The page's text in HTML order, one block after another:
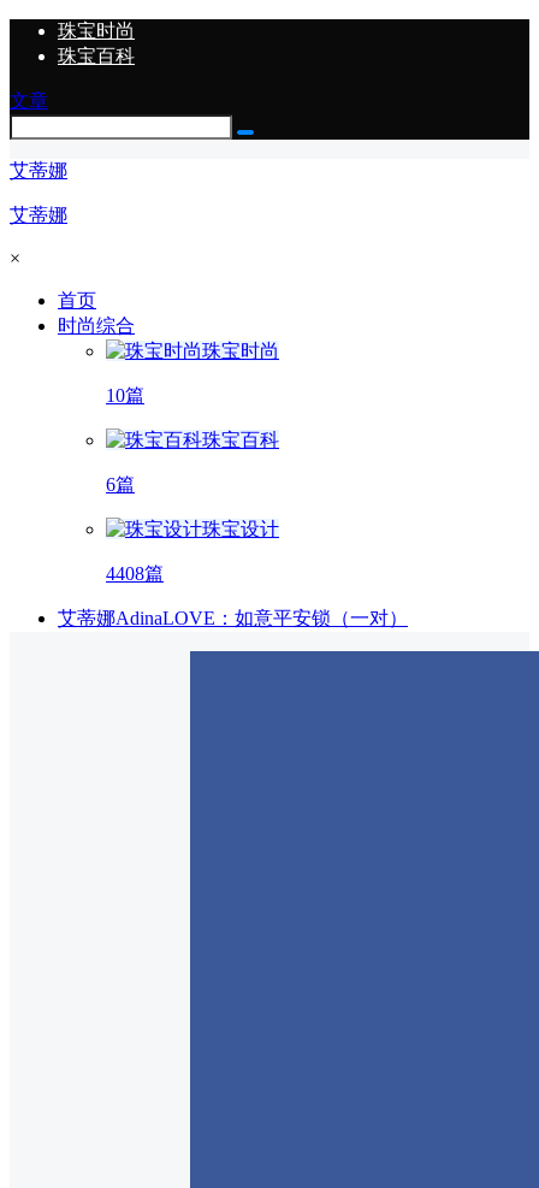
珠宝时尚
珠宝百科
文章
艾蒂娜
艾蒂娜
×
首页
时尚综合
珠宝时尚
10篇
珠宝百科
6篇
珠宝设计
4408篇
艾蒂娜AdinaLOVE：如意平安锁（一对）